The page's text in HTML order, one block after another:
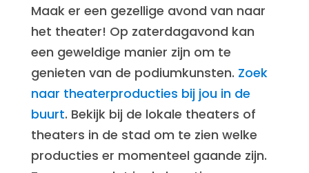
Maak er een gezellige avond van naar
het theater! Op zaterdagavond kan
een geweldige manier zijn om te
genieten van de podiumkunsten. Zoek
naar theaterproducties bij jou in de
buurt. Bekijk bij de lokale theaters of
theaters in de stad om te zien welke
producties er momenteel gaande zijn.